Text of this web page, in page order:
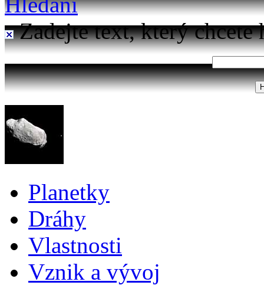
Zadejte text, který chcete
Planetky
Dráhy
Vlastnosti
Vznik a vývoj